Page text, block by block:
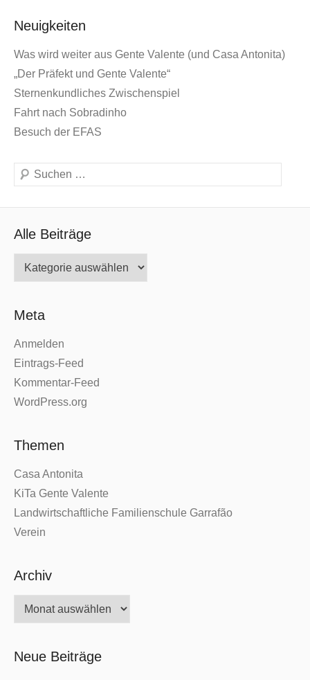
Neuigkeiten
Was wird weiter aus Gente Valente (und Casa Antonita)
„Der Präfekt und Gente Valente“
Sternenkundliches Zwischenspiel
Fahrt nach Sobradinho
Besuch der EFAS
Suche
Alle Beiträge
Alle
Beiträge
Meta
Anmelden
Eintrags-Feed
Kommentar-Feed
WordPress.org
Themen
Casa Antonita
KiTa Gente Valente
Landwirtschaftliche Familienschule Garrafão
Verein
Archiv
Archiv
Neue Beiträge